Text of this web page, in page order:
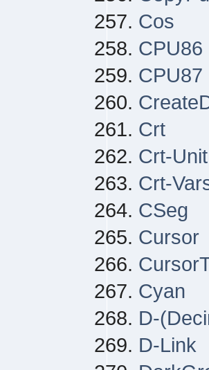
Cos
CPU86
CPU87
Crt
Crt-Unit
Crt-
CSeg
Cursor
Cyan
D-
D-Link